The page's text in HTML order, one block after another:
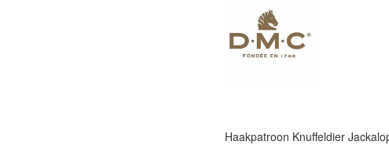
Haakpatroon Knuffeldier